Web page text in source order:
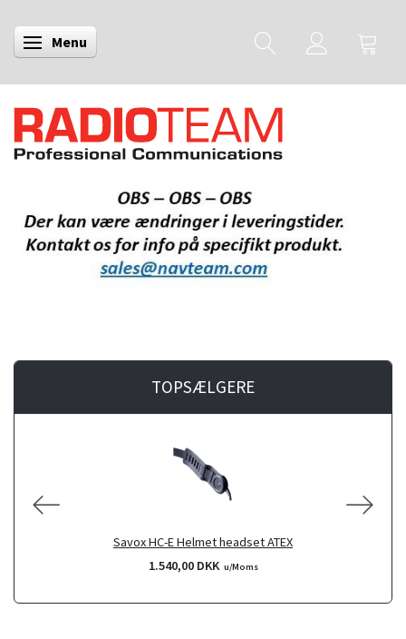
Skifte navigation
Menu
TOPSÆLGERE
Savox HC-E Helmet headset ATEX
1.540,00 DKK u/Moms